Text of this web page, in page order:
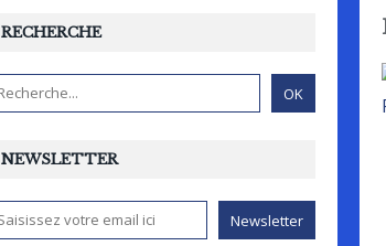
NEWSLETTER
RECHERCHE